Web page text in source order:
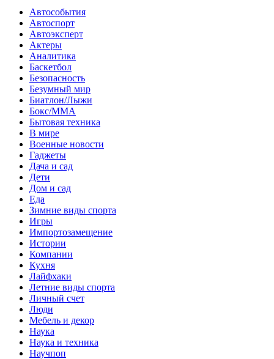
Автособытия
Автоспорт
Автоэксперт
Актеры
Аналитика
Баскетбол
Безопасность
Безумный мир
Биатлон/Лыжи
Бокс/MMA
Бытовая техника
В мире
Военные новости
Гаджеты
Дача и сад
Дети
Дом и сад
Еда
Зимние виды спорта
Игры
Импортозамещение
Истории
Компании
Кухня
Лайфхаки
Летние виды спорта
Личный счет
Люди
Мебель и декор
Наука
Наука и техника
Научпоп